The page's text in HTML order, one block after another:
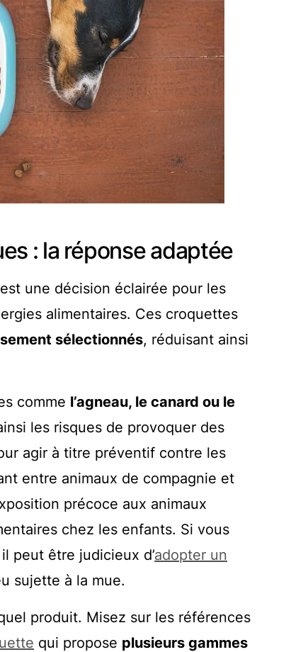
: la réponse adaptée
une décision éclairée pour les
alimentaires. Ces croquettes
sélectionnés, réduisant ainsi
comme l’agneau, le canard ou le
les risques de provoquer des
agir à titre préventif contre les
entre animaux de compagnie et
précoce aux animaux
chez les enfants. Si vous
peut être judicieux d’adopter un
sujette à la mue.
produit. Misez sur les références
qui propose plusieurs gammes